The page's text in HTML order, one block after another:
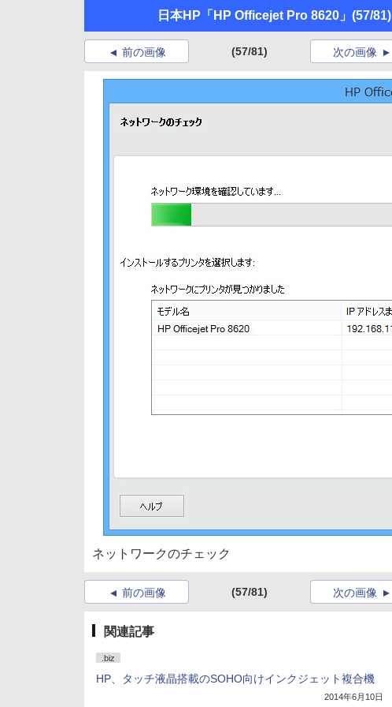
日本HP「HP Officejet Pro 8620」 (57/81)
前の画像 (57/81) 次の画像
ネットワークのチェック
前の画像 (57/81) 次の画像
関連記事
.biz
HP、タッチ液晶搭載のSOHO向けインクジェット複合機
2014年6月10日